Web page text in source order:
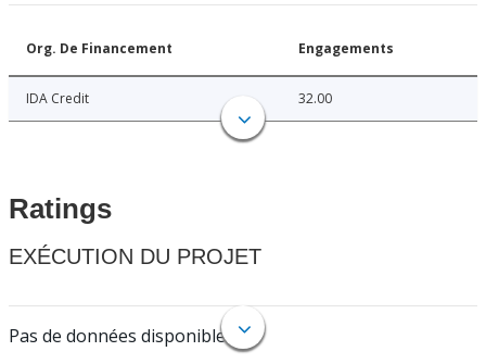
Org. De Financement Engagements
IDA Credit 32.00
Ratings
EXÉCUTION DU PROJET
Pas de données disponibles.